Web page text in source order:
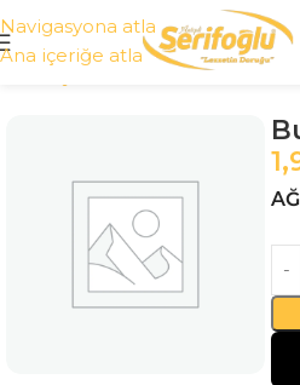
Navigasyona atla
Ana içeriğe atla
Tüm Ürünler